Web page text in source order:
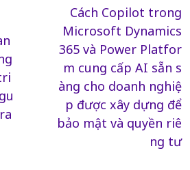
Cách Copilot trong
Microsoft Dynamics
365 và Power Platfor
m cung cấp AI sẵn s
àng cho doanh nghiệ
p được xây dựng để
bảo mật và quyền riê
ng tư